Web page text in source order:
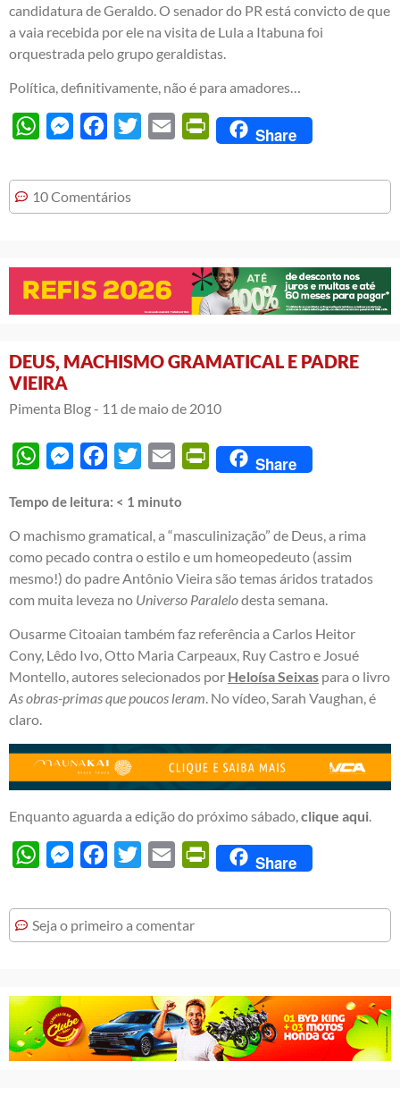
candidatura de Geraldo. O senador do PR está convicto de que
a vaia recebida por ele na visita de Lula a Itabuna foi
orquestrada pelo grupo geraldistas.
Política, definitivamente, não é para amadores…
WhatsAppMessengerFacebook
Twitter Email PrintFriendly
Share
10 Comentários
DEUS, MACHISMO GRAMATICAL E PADRE
VIEIRA
Pimenta Blog - 11 de maio de 2010
WhatsAppMessengerFacebook
Twitter Email PrintFriendly
Share
Tempo de leitura: < 1 minuto
O machismo gramatical, a “masculinização” de Deus, a rima
como pecado contra o estilo e um homeopedeuto (assim
mesmo!) do padre Antônio Vieira são temas áridos tratados
com muita leveza no Universo Paralelodesta semana.
Ousarme Citoaian também faz referência a Carlos Heitor
Cony, Lêdo Ivo, Otto Maria Carpeaux, Ruy Castro e Josué
Montello, autores selecionados por Heloísa Seixas para o livro
As obras-primas que poucos leram. No vídeo, Sarah Vaughan, é
claro.
Enquanto aguarda a edição do próximo sábado, clique aqui
WhatsAppMessengerFacebook
Twitter Email PrintFriendly
Share
Seja o primeiro a comentar